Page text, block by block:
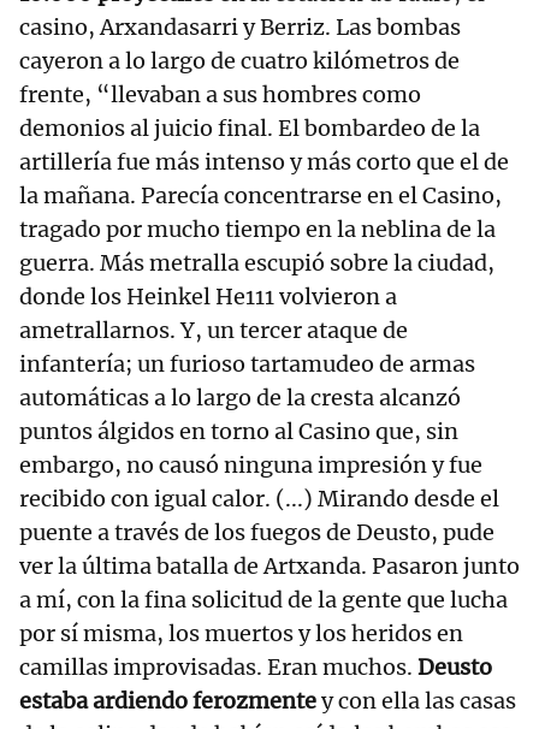
casino, Arxandasarri y Berriz. Las bombas
cayeron a lo largo de cuatro kilómetros de
frente, “llevaban a sus hombres como
demonios al juicio final. El bombardeo de la
artillería fue más intenso y más corto que el de
la mañana. Parecía concentrarse en el Casino,
tragado por mucho tiempo en la neblina de la
guerra. Más metralla escupió sobre la ciudad,
donde los Heinkel He111 volvieron a
ametrallarnos. Y, un tercer ataque de
infantería; un furioso tartamudeo de armas
automáticas a lo largo de la cresta alcanzó
puntos álgidos en torno al Casino que, sin
embargo, no causó ninguna impresión y fue
recibido con igual calor. (...) Mirando desde el
puente a través de los fuegos de Deusto, pude
ver la última batalla de Artxanda. Pasaron junto
a mí, con la fina solicitud de la gente que lucha
por sí misma, los muertos y los heridos en
camillas improvisadas. Eran muchos. Deusto
estaba ardiendo ferozmentey con ella las casas